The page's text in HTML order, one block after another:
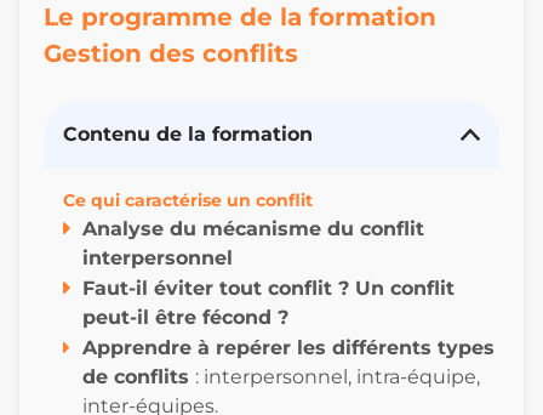
Le programme de la formation
Gestion des conflits
Contenu de la formation
Ce qui caractérise un conflit
Analyse du mécanisme du conflit
interpersonnel
Faut-il éviter tout conflit ? Un conflit
peut-il être fécond ?
Apprendre à repérer les différents types
de conflits : interpersonnel, intra-équipe,
inter-équipes.